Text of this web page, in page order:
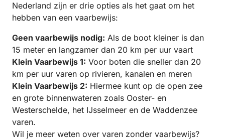
Nederland zijn er drie opties als het gaat om het
hebben van een vaarbewijs:
Geen vaarbewijs nodig: Als de boot kleiner is dan
15 meter en langzamer dan 20 km per uur vaart
Klein Vaarbewijs 1: Voor boten die sneller dan 20
km per uur varen op rivieren, kanalen en meren
Klein Vaarbewijs 2: Hiermee kunt op de open zee
en grote binnenwateren zoals Ooster- en
Westerschelde, het IJsselmeer en de Waddenzee
varen.
Wil je meer weten over varen zonder vaarbewijs?